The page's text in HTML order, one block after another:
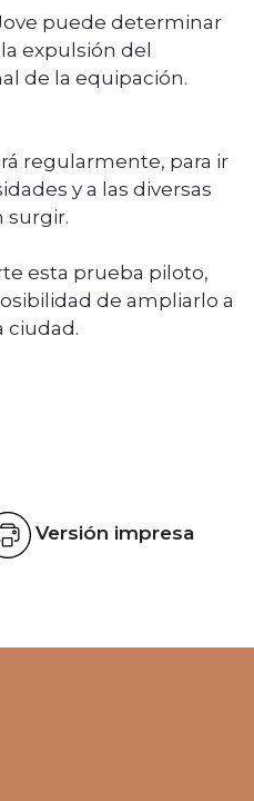
puede determinar
expulsión del
de la equipación.
regularmente, para ir
y a las diversas
surgir.
esta prueba piloto,
de ampliarlo a
ciudad.
Versión impresa